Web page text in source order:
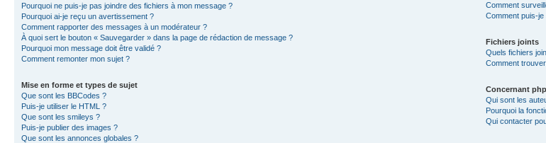
Pourquoi ne puis-je pas joindre des fichiers à mon message ?
Pourquoi ai-je reçu un avertissement ?
Comment rapporter des messages à un modérateur ?
À quoi sert le bouton « Sauvegarder » dans la page de rédaction de message ?
Pourquoi mon message doit être validé ?
Comment remonter mon sujet ?
Mise en forme et types de sujet
Que sont les BBCodes ?
Puis-je utiliser le HTML ?
Que sont les smileys ?
Puis-je publier des images ?
Que sont les annonces globales ?
Comment
Comment puis-
Fichiers joints
Quels fichiers
Comment
Concernant
Qui sont les
Pourquoi la
Qui contacter